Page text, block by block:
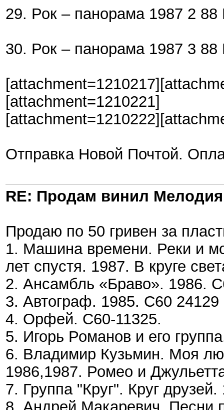
29. Рок – панорама 1987 2
30. Рок – панорама 1987 3
[attachment=1210221]
Отправка Новой Почтой.
RE: Продам винил Мелодия
Продаю по 50 гривен за
1. Машина времени. Реки и
лет спустя. 1987. В круге
2. Ансамбль «Браво». 1986.
3. Автограф. 1985. С60 24129
4. Орфей. С60-11325.
5. Игорь Романов и его
6. Владимир Кузьмин. Моя
1986,1987. Ромео и
7. Группа "Круг". Круг
8. Андрей Макаревич. Песни